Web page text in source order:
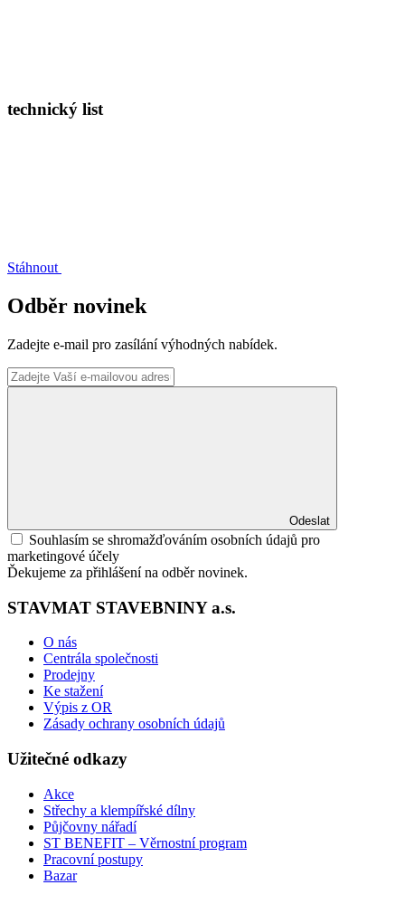
technický list
Stáhnout
Odběr novinek
Zadejte e-mail pro zasílání výhodných nabídek.
Odeslat
Souhlasím se shromažďováním osobních údajů pro
marketingové účely
Ďekujeme za přihlášení na odběr novinek.
STAVMAT STAVEBNINY a.s.
O nás
Centrála společnosti
Prodejny
Ke stažení
Výpis z OR
Zásady ochrany osobních údajů
Užitečné odkazy
Akce
Střechy a klempířské dílny
Půjčovny nářadí
ST BENEFIT – Věrnostní program
Pracovní postupy
Bazar